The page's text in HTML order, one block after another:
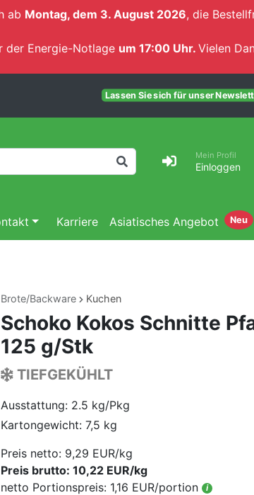
ab Montag, dem 3. August 2026, die
der Energie-Notlage um 17:00 Uhr. Vielen
Lassen Sie sich für unser
Mein Profil
Einloggen
Karriere Asiatisches Angebot Neu
Brote/Backware Kuchen
Schoko Kokos Schnitte
125 g/Stk
TIEFGEKÜHLT
Ausstattung: 2.5 kg/Pkg
Kartongewicht: 7,5 kg
Preis netto: 9,29 EUR/kg
Preis brutto: 10,22 EUR/kg
netto Portionspreis: 1,16 EUR/portion
i